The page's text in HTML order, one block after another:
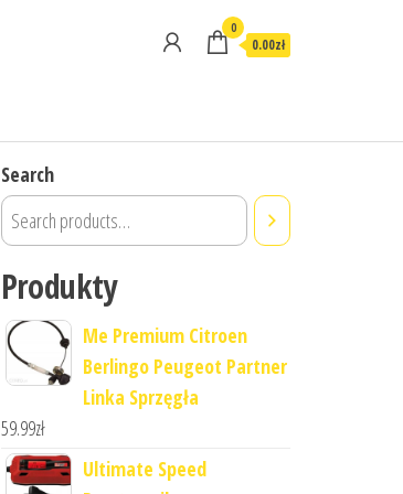
0
0.00zł
Search
Produkty
Me Premium Citroen
Berlingo Peugeot Partner
Linka Sprzęgła
59.99zł
Ultimate Speed